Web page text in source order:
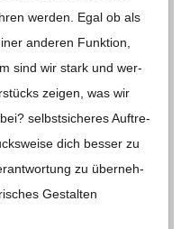
wer­den. Egal ob als
ande­ren Funk­tion,
sind wir stark und wer­
zei­gen, was wir
selbst­si­che­res Auf­tre­
dich bes­ser zu
zu über­neh­
Gestal­ten